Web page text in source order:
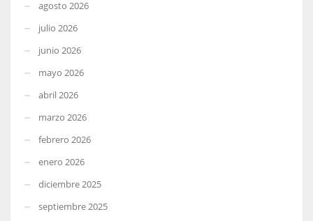
agosto 2026
julio 2026
junio 2026
mayo 2026
abril 2026
marzo 2026
febrero 2026
enero 2026
diciembre 2025
septiembre 2025